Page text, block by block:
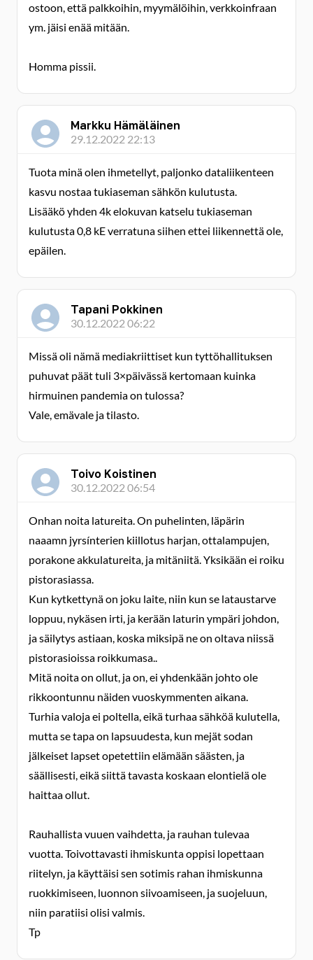
ostoon, että palkkoihin, myymälöihin, verkkoinfraan
ym. jäisi enää mitään.
Homma pissii.
Markku Hämäläinen
29.12.2022 22:13
Tuota minä olen ihmetellyt, paljonko dataliikenteen
kasvu nostaa tukiaseman sähkön kulutusta.
Lisääkö yhden 4k elokuvan katselu tukiaseman
kulutusta 0,8 kE verratuna siihen ettei liikennettä ole,
epäilen.
Tapani Pokkinen
30.12.2022 06:22
Missä oli nämä mediakriittiset kun tyttöhallituksen
puhuvat päät tuli 3×päivässä kertomaan kuinka
hirmuinen pandemia on tulossa?
Vale, emävale ja tilasto.
Toivo Koistinen
30.12.2022 06:54
Onhan noita latureita. On puhelinten, läpärin
naaamn jyrsínterien kiillotus harjan, ottalampujen,
porakone akkulatureita, ja mitäniitä. Yksikään ei roiku
pistorasiassa.
Kun kytkettynä on joku laite, niin kun se lataustarve
loppuu, nykäsen irti, ja kerään laturin ympäri johdon,
ja säilytys astiaan, koska miksipä ne on oltava niissä
pistorasioissa roikkumasa..
Mitä noita on ollut, ja on, ei yhdenkään johto ole
rikkoontunnu näiden vuoskymmenten aikana.
Turhia valoja ei poltella, eikä turhaa sähköä kulutella,
mutta se tapa on lapsuudesta, kun mejät sodan
jälkeiset lapset opetettiin elämään säästen, ja
säällisesti, eikä siittä tavasta koskaan elontielä ole
haittaa ollut.
Rauhallista vuuen vaihdetta, ja rauhan tulevaa
vuotta. Toivottavasti ihmiskunta oppisi lopettaan
riitelyn, ja käyttäisi sen sotimis rahan ihmiskunna
ruokkimiseen, luonnon siivoamiseen, ja suojeluun,
niin paratiisi olisi valmis.
Tp